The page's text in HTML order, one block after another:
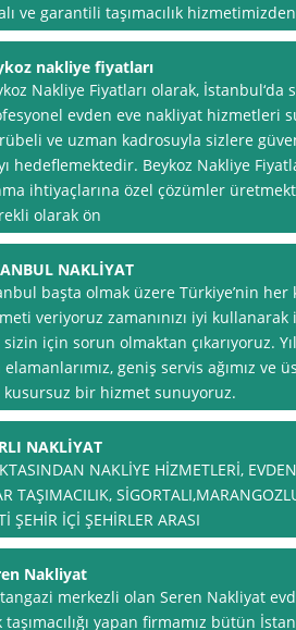
ve garantili taşımacılık
nakliye fiyatları
Nakliye Fiyatları olarak, İstanbul‘da
evden eve nakliyat hizmetleri
ve uzman kadrosuyla sizlere
hedeflemektedir. Beykoz Nakliye
ihtiyaçlarına özel çözümler
olarak ön
NAKLİYAT
başta olmak üzere Türkiye’nin her
veriyoruz zamanınızı iyi kullanarak
için sorun olmaktan çıkarıyoruz.
geniş servis ağımız ve
kusursuz bir hizmet sunuyoruz.
NAKLİYAT
NAKLİYE HİZMETLERİ,
TAŞIMACILIK,
ŞEHİR İÇİ ŞEHİRLER ARASI
Nakliyat
merkezli olan Seren Nakliyat
taşımacılığı yapan firmamız bütün